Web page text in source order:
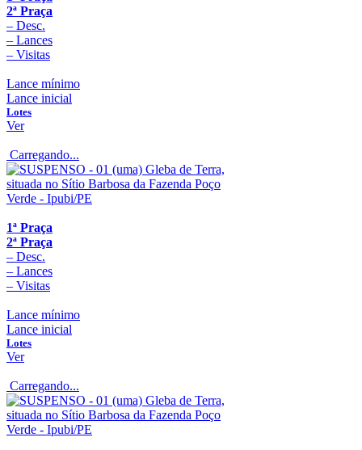
2ª Praça
– Desc.
– Lances
– Visitas
Lance mínimo
Lance inicial
Lotes
Ver
Carregando...
1ª Praça
2ª Praça
– Desc.
– Lances
– Visitas
Lance mínimo
Lance inicial
Lotes
Ver
Carregando...